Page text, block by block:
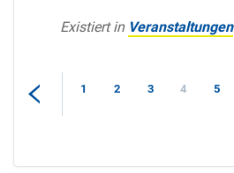
Existiert in Veranstaltungen
1 2 3 4 5